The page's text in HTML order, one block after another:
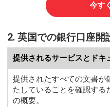
今す
2. 英国での銀行口座開
提供されるサービスとドキ
提供されたすべての文書が
たしていることを確認する
の概要。